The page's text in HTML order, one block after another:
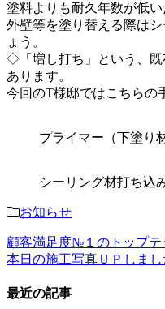
塗料よりも耐久年数が低い
外壁等を塗り替える際は
ょう。
◇「増し打ち」という、既
あります。
今回のT様邸ではこちらの
プライマー（下塗り
シーリング材打ち込
お知らせ
顧客満足度№１のトップテ
本日の施工写真ＵＰし
最近の記事